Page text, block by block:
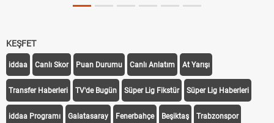
KEŞFET
iddaa Canlı Skor Puan Durumu Canlı Anlatım At Yarışı
Transfer Haberleri TV'de Bugün Süper Lig Fikstür Süper Lig Haberleri